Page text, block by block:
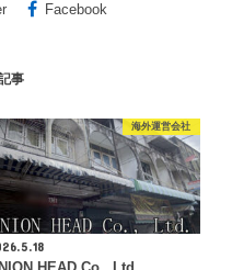
Facebook
事
海外運営会社